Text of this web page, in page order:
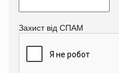
Захист від СПАМ